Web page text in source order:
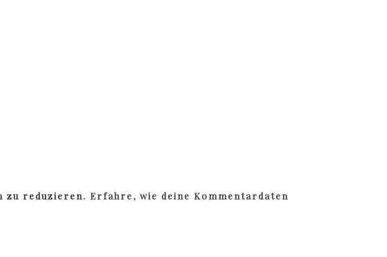
zu reduzieren.Erfahre, wie deine Kommentardaten